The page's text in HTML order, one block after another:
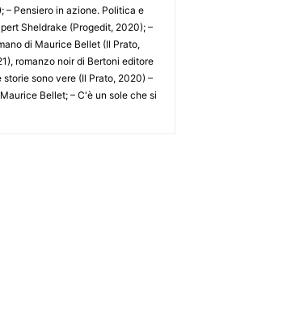
– Pensiero in azione. Politica e
Sheldrake (Progedit, 2020); –
di Maurice Bellet (Il Prato,
romanzo noir di Bertoni editore
sono vere (Il Prato, 2020) –
Bellet; – C'è un sole che si